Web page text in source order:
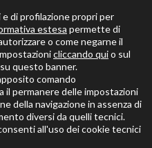
decoratori
di profilazione propri per
estesa permette di
o come negarne il
cliccando quio sul
questo banner.
comando
il permanere delle impostazioni
della navigazione in assenza di
diversi da quelli tecnici.
all'uso dei cookie tecnici